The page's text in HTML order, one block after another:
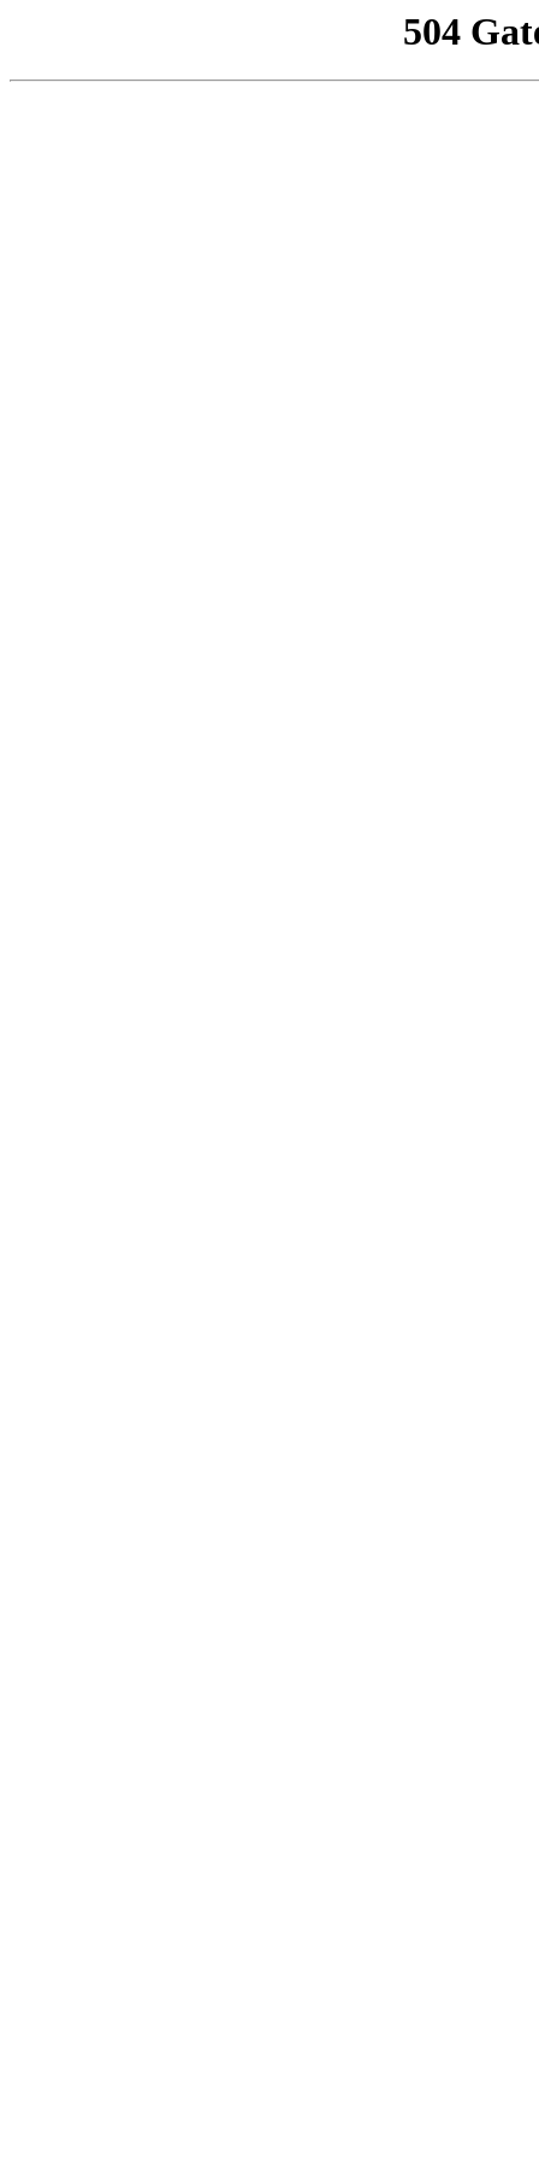
504